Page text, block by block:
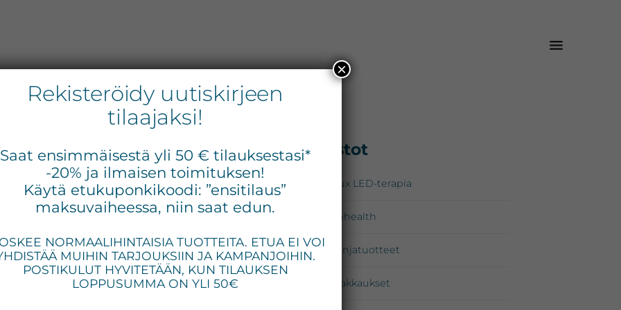
DEVOTION Lip
Fixation -
huulimaali + kiilto
39,00€ (sis. ALV)
Huulimaali ja kiilto samassa tuotteessa.
Ensisijainen
sivupalkki
Osastot
Omnilux LED-terapia
Zo Skinhealth
Kampanjatuotteet
Lahjapakkaukset
Rekisteröidy uutiskirjeen
tilaajaksi!
Saat ensimmäisestä yli 50 € tilauksestasi*
-20% ja ilmaisen toimituksen!
Käytä etukuponkikoodi: ”ensitilaus”
maksuvaiheessa, niin saat edun.
NORMAALIHINTAISIA TUOTTEITA. ETUA EI VOI
MUIHIN TARJOUKSIIN JA KAMPANJOIHIN.
POSTIKULUT HYVITETÄÄN, KUN TILAUKSEN
LOPPUSUMMA ON YLI 50€
×